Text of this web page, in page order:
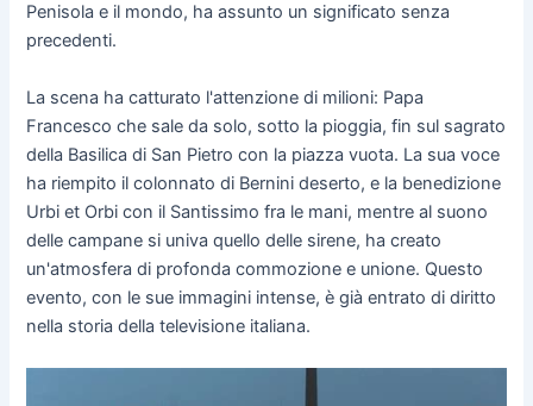
Penisola e il mondo, ha assunto un significato senza
precedenti.
La scena ha catturato l'attenzione di milioni: Papa
Francesco che sale da solo, sotto la pioggia, fin sul sagrato
della Basilica di San Pietro con la piazza vuota. La sua voce
ha riempito il colonnato di Bernini deserto, e la benedizione
Urbi et Orbi con il Santissimo fra le mani, mentre al suono
delle campane si univa quello delle sirene, ha creato
un'atmosfera di profonda commozione e unione. Questo
evento, con le sue immagini intense, è già entrato di diritto
nella storia della televisione italiana.